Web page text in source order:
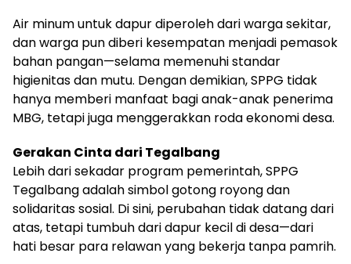
Air minum untuk dapur diperoleh dari warga sekitar,
dan warga pun diberi kesempatan menjadi pemasok
bahan pangan—selama memenuhi standar
higienitas dan mutu. Dengan demikian, SPPG tidak
hanya memberi manfaat bagi anak-anak penerima
MBG, tetapi juga menggerakkan roda ekonomi desa.
Gerakan Cinta dari Tegalbang
Lebih dari sekadar program pemerintah, SPPG
Tegalbang adalah simbol gotong royong dan
solidaritas sosial. Di sini, perubahan tidak datang dari
atas, tetapi tumbuh dari dapur kecil di desa—dari
hati besar para relawan yang bekerja tanpa pamrih.